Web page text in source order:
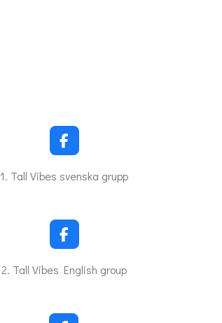
F
a
c
o
k
1. Tall Vibes svenska grupp
F
a
c
o
2. Tall Vibes English group